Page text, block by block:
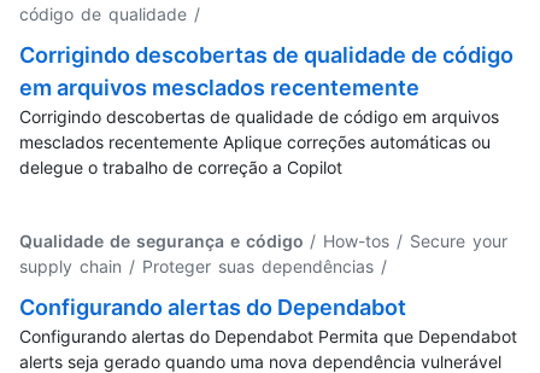
código de qualidade /
Corrigindo descobertas de qualidade de código
em arquivos mesclados recentemente
Corrigindo descobertas de qualidade de código em arquivos
mesclados recentemente Aplique correções automáticas ou
delegue o trabalho de correção a Copilot
Qualidade de segurança e código / How-tos / Secure your
supply chain / Proteger suas dependências /
Configurando alertas do Dependabot
Configurando alertas do Dependabot Permita que Dependabot
alerts seja gerado quando uma nova dependência vulnerável